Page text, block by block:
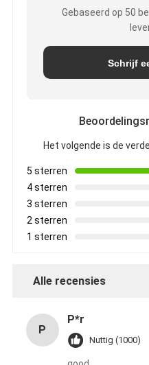
Gebaseerd op 50
Schrijf
Het volgende is de
5 sterren
4 sterren
3 sterren
2 sterren
1 sterren
Alle recensies
P
P*r
Nuttig (1000)